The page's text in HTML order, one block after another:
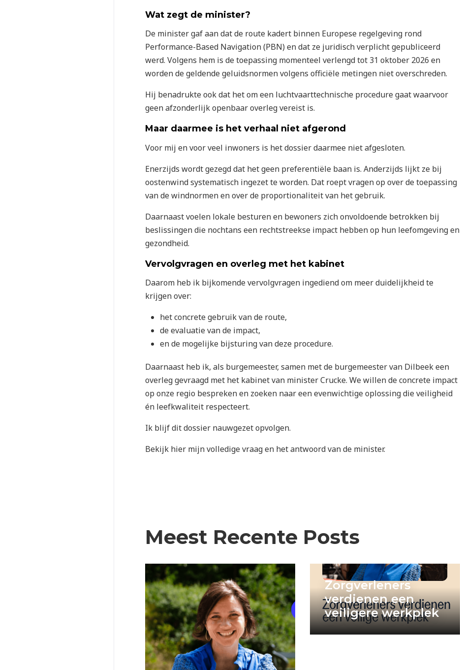
Wat zegt de minister?
De minister gaf aan dat de route kadert binnen Europese regelgeving rond
Performance-Based Navigation (PBN) en dat ze juridisch verplicht gepubliceerd
werd. Volgens hem is de toepassing momenteel verlengd tot 31 oktober 2026 en
worden de geldende geluidsnormen volgens officiële metingen niet overschreden.
Hij benadrukte ook dat het om een luchtvaarttechnische procedure gaat waarvoor
geen afzonderlijk openbaar overleg vereist is.
Maar daarmee is het verhaal niet afgerond
Voor mij en voor veel inwoners is het dossier daarmee niet afgesloten.
Enerzijds wordt gezegd dat het geen preferentiële baan is. Anderzijds lijkt ze bij
oostenwind systematisch ingezet te worden. Dat roept vragen op over de toepassing
van de windnormen en over de proportionaliteit van het gebruik.
Daarnaast voelen lokale besturen en bewoners zich onvoldoende betrokken bij
beslissingen die nochtans een rechtstreekse impact hebben op hun leefomgeving en
gezondheid.
Vervolgvragen en overleg met het kabinet
Daarom heb ik bijkomende vervolgvragen ingediend om meer duidelijkheid te
krijgen over:
het concrete gebruik van de route,
de evaluatie van de impact,
en de mogelijke bijsturing van deze procedure.
Daarnaast heb ik, als burgemeester, samen met de burgemeester van Dilbeek een
overleg gevraagd met het kabinet van minister Crucke. We willen de concrete impact
op onze regio bespreken en zoeken naar een evenwichtige oplossing die veiligheid
én leefkwaliteit respecteert.
Ik blijf dit dossier nauwgezet opvolgen.
Bekijk hier mijn volledige vraag en het antwoord van de minister.
Meest Recente Posts
Zorgverleners
verdienen een
veiligere werkplek